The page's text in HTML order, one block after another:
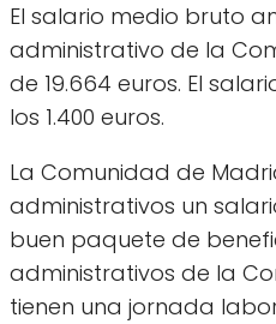
El salario medio bruto
administrativo de la
de 19.664 euros. El
los 1.400 euros.
La Comunidad de
administrativos un
buen paquete de
administrativos de la
tienen una jornada